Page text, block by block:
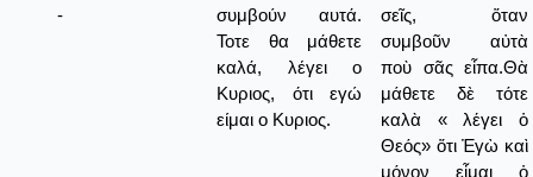
-
συμβούν αυτά.
Τοτε θα μάθετε
καλά, λέγει ο
Κυριος, ότι εγώ
είμαι ο Κυριος.
σεῖς, ὅταν
συμβοῦν αὐτὰ
ποὺ σᾶς εἶπα.Θὰ
μάθετε δὲ τότε
καλὰ « λέγει ὁ
Θεός» ὅτι Ἐγὼ καὶ
μόνον εἶμαι ὁ